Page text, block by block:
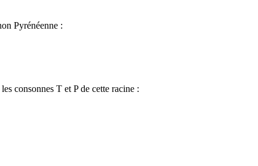
Pyrénéenne :
consonnes T et P de cette racine :